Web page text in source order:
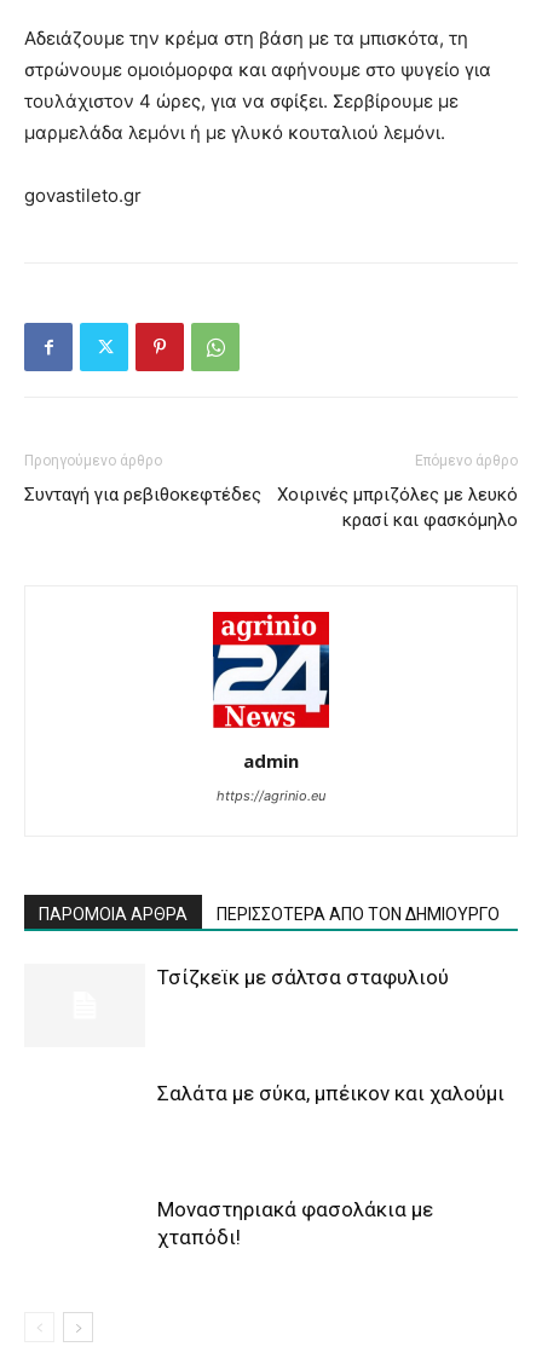
Αδειάζουμε την κρέμα στη βάση με τα μπισκότα, τη
στρώνουμε ομοιόμορφα και αφήνουμε στο ψυγείο για
τουλάχιστον 4 ώρες, για να σφίξει. Σερβίρουμε με
μαρμελάδα λεμόνι ή με γλυκό κουταλιού λεμόνι.
govastileto.gr
Προηγούμενο άρθρο
Συνταγή για ρεβιθοκεφτέδες
Επόμενο άρθρο
Χοιρινές μπριζόλες με λευκό
κρασί και φασκόμηλο
admin
https://agrinio.eu
ΠΑΡΟΜΟΙΑ ΑΡΘΡΑ ΠΕΡΙΣΣΟΤΕΡΑ ΑΠΟ ΤΟΝ ΔΗΜΙΟΥΡΓΟ
Τσίζκεϊκ με σάλτσα σταφυλιού
Σαλάτα με σύκα, μπέικον και χαλούμι
Μοναστηριακά φασολάκια με
χταπόδι!